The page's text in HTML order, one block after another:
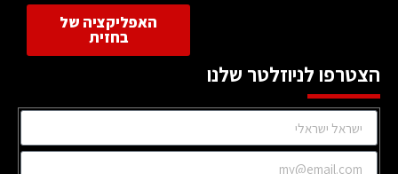
האפליקציה של
בחזית
הצטרפו לניוזלטר שלנו